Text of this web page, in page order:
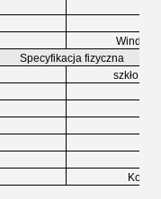
Specyfikacja fizyczna
szkło
Kod